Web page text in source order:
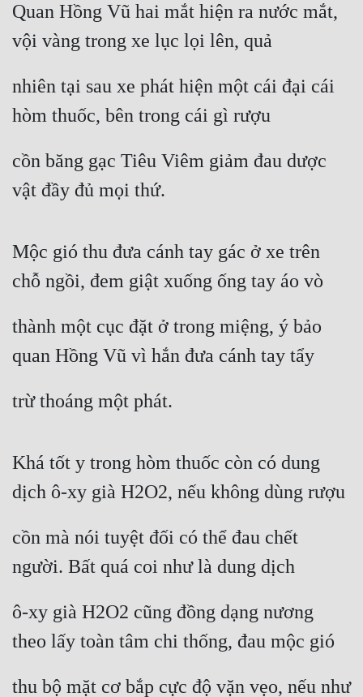
Tu Tiên
Tội Phạm
Vô Địch
Võ Hiệp
Võng Du
Xuyên Không
Xuyên Sách
Xuyên Thư
Đông Phương Huyền Huyễn
Cẩu Đạo Trường Sinh
Ngự Thú
Truyện Nam
Vô Địch Lưu
Quan Hồng Vũ hai mắt hiện ra nước mắt,
vội vàng trong xe lục lọi lên, quả
nhiên tại sau xe phát hiện một cái đại cái
hòm thuốc, bên trong cái gì rượu
cồn băng gạc Tiêu Viêm giảm đau dược
vật đầy đủ mọi thứ.
Mộc gió thu đưa cánh tay gác ở xe trên
chỗ ngồi, đem giật xuống ống tay áo vò
thành một cục đặt ở trong miệng, ý bảo
quan Hồng Vũ vì hắn đưa cánh tay tẩy
trừ thoáng một phát.
Khá tốt y trong hòm thuốc còn có dung
dịch ô-xy già H2O2, nếu không dùng rượu
cồn mà nói tuyệt đối có thể đau chết
người. Bất quá coi như là dung dịch
ô-xy già H2O2 cũng đồng dạng nương
theo lấy toàn tâm chi thống, đau mộc gió
thu bộ mặt cơ bắp cực độ vặn vẹo, nếu như